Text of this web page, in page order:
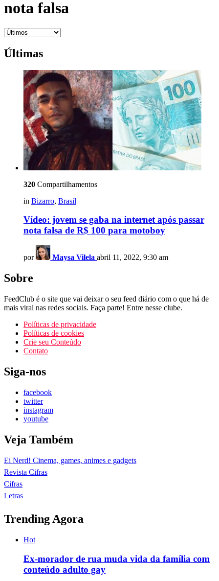
nota falsa
Últimas
320 Compartilhamentos
in Bizarro, Brasil
Vídeo: jovem se gaba na internet após passar
nota falsa de R$ 100 para motoboy
por Maysa Vilela abril 11, 2022, 9:30 am
Sobre
FeedClub é o site que vai deixar o seu feed diário com o que há de
mais viral nas redes sociais. Faça parte! Entre nesse clube.
Políticas de privacidade
Políticas de cookies
Crie seu Conteúdo
Contato
Siga-nos
facebook
twitter
instagram
youtube
Veja Também
Ei Nerd! Cinema, games, animes e gadgets
Revista Cifras
Cifras
Letras
Trending Agora
Hot
Ex-morador de rua muda vida da família com
conteúdo adulto gay